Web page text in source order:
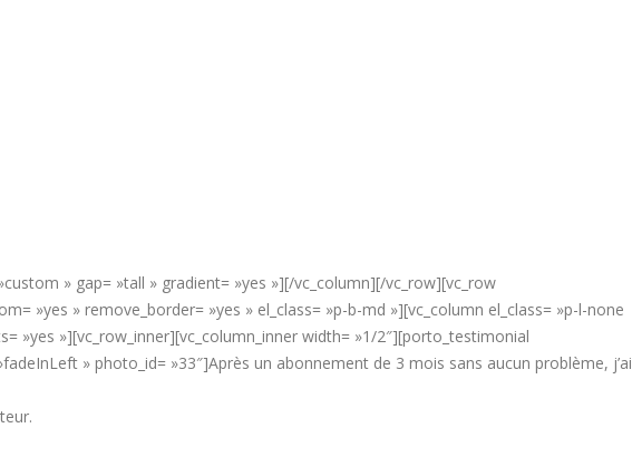
» gap= »tall » gradient= »yes »][/vc_column][/vc_row][vc_row
»yes » remove_border= »yes » el_class= »p-b-md »][vc_column el_class= »p-l-none
»yes »][vc_row_inner][vc_column_inner width= »1/2″][porto_testimonial
» photo_id= »33″]Après un abonnement de 3 mois sans aucun problème, j’ai